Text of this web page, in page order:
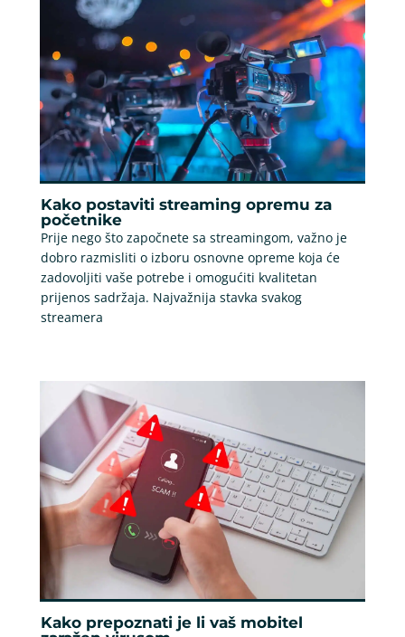
Kako postaviti streaming opremu za
početnike
Prije nego što započnete sa streamingom, važno je
dobro razmisliti o izboru osnovne opreme koja će
zadovoljiti vaše potrebe i omogućiti kvalitetan
prijenos sadržaja. Najvažnija stavka svakog
streamera
Kako prepoznati je li vaš mobitel